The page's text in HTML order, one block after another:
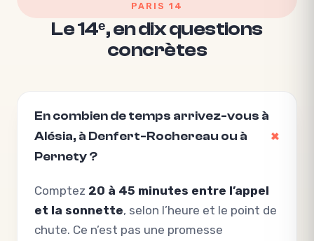
PARIS 14
Le 14ᵉ, en dix questions
concrètes
En combien de temps arrivez-vous à
Alésia, à Denfert-Rochereau ou à
Pernety ?
Comptez 20 à 45 minutes entre l’appel
et la sonnette, selon l’heure et le point de
chute. Ce n’est pas une promesse